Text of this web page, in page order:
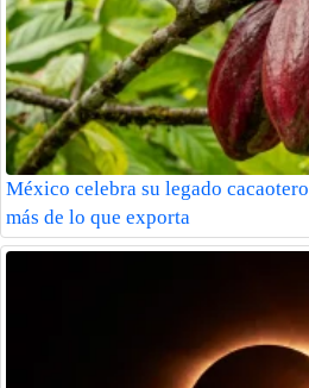
México celebra su legado
más de lo que exporta